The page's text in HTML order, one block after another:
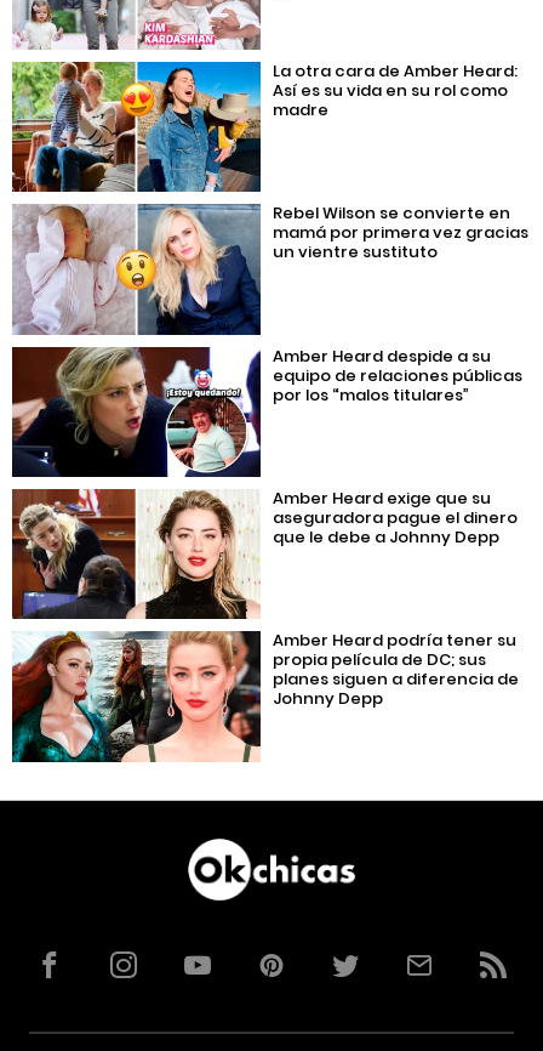
La otra cara de Amber Heard:
Así es su vida en su rol como
madre
Rebel Wilson se convierte en
mamá por primera vez gracias
un vientre sustituto
Amber Heard despide a su
equipo de relaciones públicas
por los “malos titulares”
Amber Heard exige que su
aseguradora pague el dinero
que le debe a Johnny Depp
Amber Heard podría tener su
propia película de DC; sus
planes siguen a diferencia de
Johnny Depp
FacebookInstagramYouTubePinterestTwitterCorreoRSS